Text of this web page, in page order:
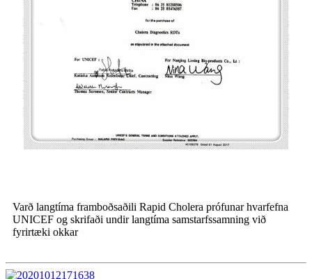
Varð langtíma framboðsaðili Rapid Cholera prófunar hvarfefna
UNICEF og skrifaði undir langtíma samstarfssamning við
fyrirtæki okkar